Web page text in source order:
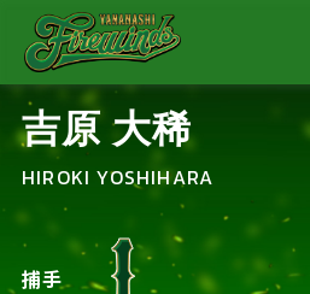
吉原 大稀
HIROKI YOSHIHARA
捕手